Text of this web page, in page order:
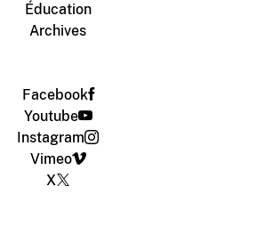
Éducation
Archives
Facebook
Youtube
Instagram
Vimeo
X